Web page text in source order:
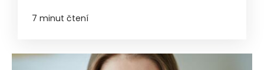
7 minut čtení